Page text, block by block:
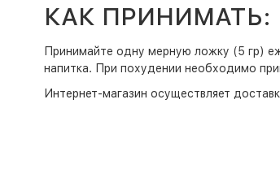
КАК ПРИНИМАТЬ:
Принимайте одну мерную ложку (5 гр)
напитка. При похудении необходимо
Интернет-магазин осуществляет